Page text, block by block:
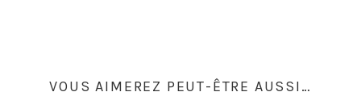
VOUS AIMEREZ PEUT-ÊTRE AUSSI…